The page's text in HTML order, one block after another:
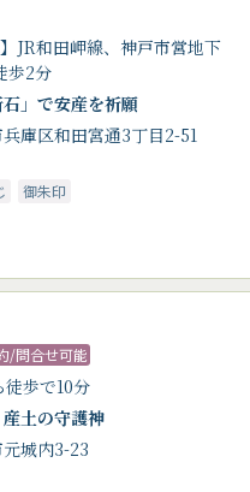
JR和田岬線、神戸市営地下
歩2分
」で安産を祈願
庫区和田宮通3丁目2-51
御朱印
/問合せ可能
歩で10分
土の守護神
城内3-23